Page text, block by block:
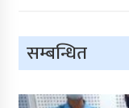
सम्बन्धित